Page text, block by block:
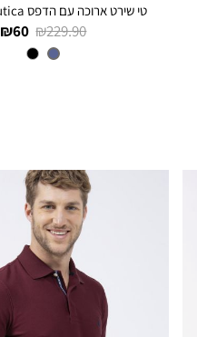
טי שירט ארוכה עם הדפס Nautica לגברים
מחיר
מוצר
60 ₪
מחיר
229.90 ₪
צבע
INDIGO